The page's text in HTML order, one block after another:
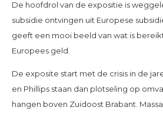
De hoofdrol van de expositie is
subsidie ontvingen uit Europese
geeft een mooi beeld van wat is
Europees geld.
De exposite start met de crisis in de
en Phillips staan dan plotseling op
hangen boven Zuidoost Brabant.